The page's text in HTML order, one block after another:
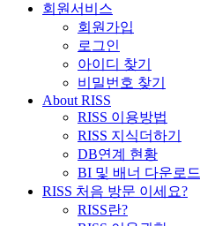
회원서비스
회원가입
로그인
아이디 찾기
비밀번호 찾기
About RISS
RISS 이용방법
RISS 지식더하기
DB연계 현황
BI 및 배너 다운로드
RISS 처음 방문 이세요?
RISS란?